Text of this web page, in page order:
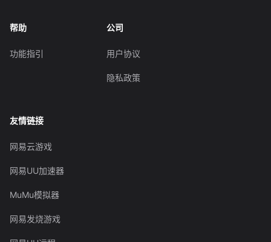
帮助
功能指引
公司
用户协议
隐私政策
友情链接
网易云游戏
网易UU加速器
MuMu模拟器
网易发烧游戏